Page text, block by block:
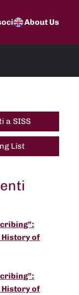
About Us
a SISS
List
History of
History of